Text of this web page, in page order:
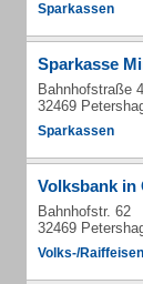
Sparkassen
Sparkasse
Bahnhofstraße
32469
Sparkassen
Volksbank in
Bahnhofstr. 62
32469
Volks-/